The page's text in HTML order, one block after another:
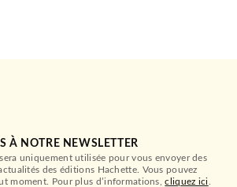
À NOTRE NEWSLETTER
uniquement utilisée pour vous envoyer des
des éditions Hachette. Vous pouvez
moment. Pour plus d’informations,cliquez ici